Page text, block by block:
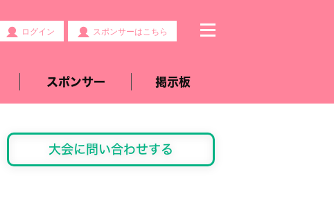
ログイン スポンサーはこちら
スポンサー 掲示板
大会に問い合わせする